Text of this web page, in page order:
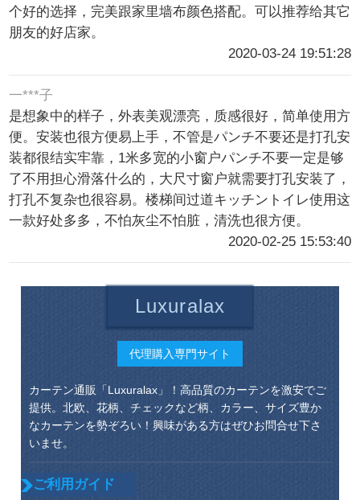
个好的选择，完美跟家里墙布颜色搭配。可以推荐给其它
朋友的好店家。
2020-03-24 19:51:28
一***子
是想象中的样子，外表美观漂亮，质感很好，简单使用方
便。安装也很方便易上手，不管是パンチ不要还是打孔安
装都很结实牢靠，1米多宽的小窗户パンチ不要一定是够
了不用担心滑落什么的，大尺寸窗户就需要打孔安装了，
打孔不复杂也很容易。楼梯间过道キッチントイレ使用这
一款好处多多，不怕灰尘不怕脏，清洗也很方便。
2020-02-25 15:53:40
Luxuralax
代理購入専門サイト
カーテン通販「Luxuralax」！高品質のカーテンを激安でご
提供。北欧、花柄、チェックなど柄、カラー、サイズ豊か
なカーテンを勢ぞろい！興味がある方はぜひお問合せ下さ
いませ。
ご利用ガイド